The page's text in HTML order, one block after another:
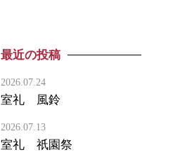
最近の投稿
2026.07.24
室礼 風鈴
2026.07.13
室礼 祇園祭